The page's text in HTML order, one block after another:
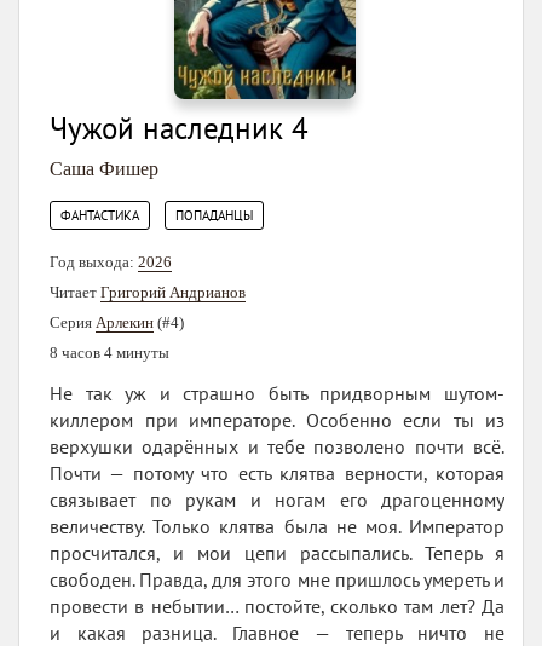
Чужой наследник 4
Саша Фишер
ФАНТАСТИКА ПОПАДАНЦЫ
Год выхода: 2026
Читает Григорий Андрианов
Серия Арлекин (#4)
8 часов 4 минуты
Не так уж и страшно быть придворным шутом-
киллером при императоре. Особенно если ты из
верхушки одарённых и тебе позволено почти всё.
Почти — потому что есть клятва верности, которая
связывает по рукам и ногам его драгоценному
величеству. Только клятва была не моя. Император
просчитался, и мои цепи рассыпались. Теперь я
свободен. Правда, для этого мне пришлось умереть и
провести в небытии… постойте, сколько там лет? Да
и какая разница. Главное — теперь ничто не